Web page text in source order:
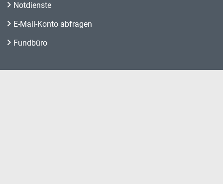
Notdienste
E-Mail-Konto abfragen
Fundbüro